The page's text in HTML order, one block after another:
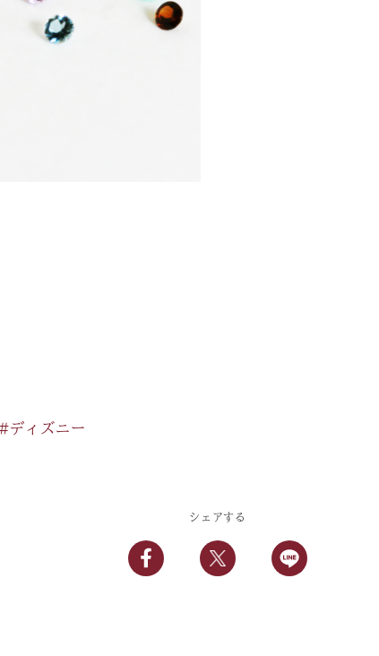
#ディズニー
シェアする